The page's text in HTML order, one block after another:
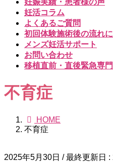
妊活コラム
よくあるご質問
初回体験施術後の流れ
メンズ妊活サポート
お問い合わせ
移植直前・直後緊急専
不育症
HOME
不育症
2025年5月30日 / 最終更新日 :